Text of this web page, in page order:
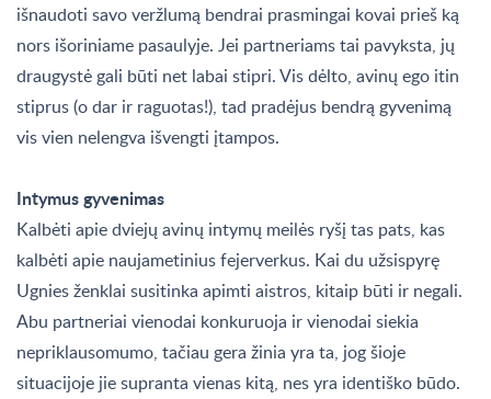
išnaudoti savo veržlumą bendrai prasmingai kovai prieš ką
nors išoriniame pasaulyje. Jei partneriams tai pavyksta, jų
draugystė gali būti net labai stipri. Vis dėlto, avinų ego itin
stiprus (o dar ir raguotas!), tad pradėjus bendrą gyvenimą
vis vien nelengva išvengti įtampos.
Intymus gyvenimas
Kalbėti apie dviejų avinų intymų meilės ryšį tas pats, kas
kalbėti apie naujametinius fejerverkus. Kai du užsispyrę
Ugnies ženklai susitinka apimti aistros, kitaip būti ir negali.
Abu partneriai vienodai konkuruoja ir vienodai siekia
nepriklausomumo, tačiau gera žinia yra ta, jog šioje
situacijoje jie supranta vienas kitą, nes yra identiško būdo.